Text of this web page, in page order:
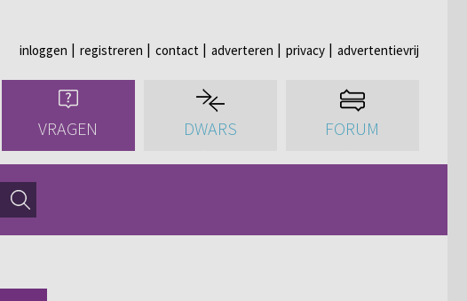
inloggen registreren contact adverteren privacy advertentievrij
VRAGEN DWARS FORUM